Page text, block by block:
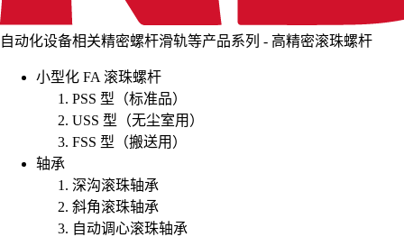
自动化设备相关精密螺杆滑轨等产品系列 - 高精密滚珠螺杆
小型化 FA 滚珠螺杆
PSS 型（标准品）
USS 型（无尘室用）
FSS 型（搬送用）
轴承
深沟滚珠轴承
斜角滚珠轴承
自动调心滚珠轴承